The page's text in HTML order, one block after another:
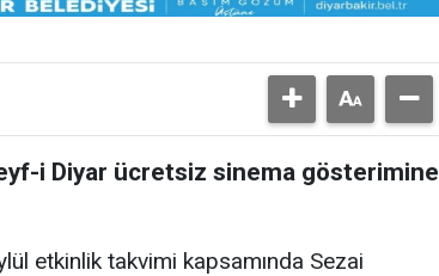
i Diyar ücretsiz sinema gösterimine
etkinlik takvimi kapsamında Sezai